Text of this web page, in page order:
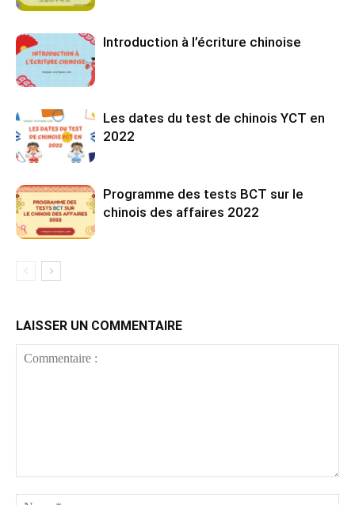
Introduction à l’écriture chinoise
Les dates du test de chinois YCT en
2022
Programme des tests BCT sur le
chinois des affaires 2022
LAISSER UN COMMENTAIRE